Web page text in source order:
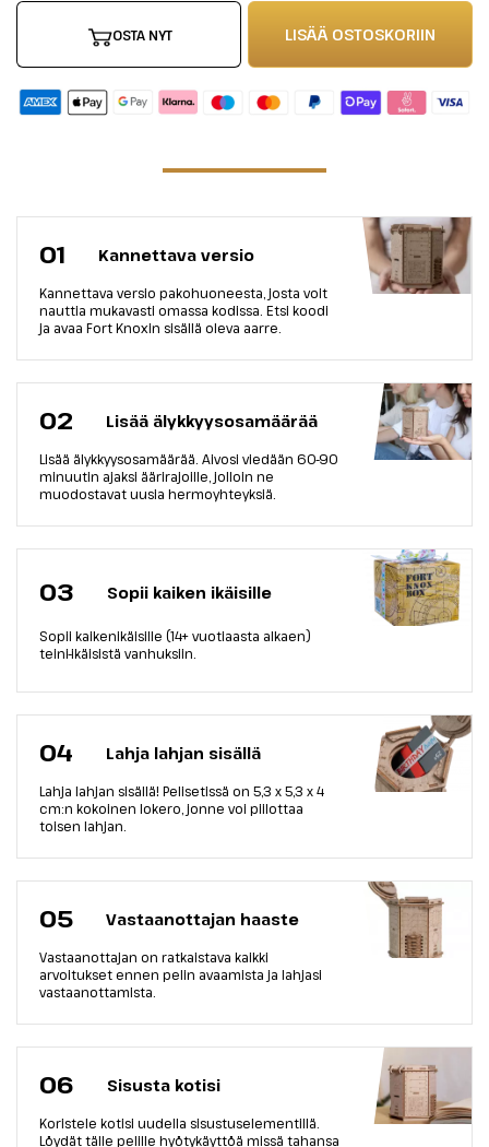
OSTA NYT LISÄÄ OSTOSKORIIN
01 Kannettava versio
Kannettava versio pakohuoneesta, josta voit
nauttia mukavasti omassa kodissa. Etsi koodi
ja avaa Fort Knoxin sisällä oleva aarre.
02 Lisää älykkyysosamäärää
Lisää älykkyysosamäärää. Aivosi viedään 60-90
minuutin ajaksi äärirajoille, jolloin ne
muodostavat uusia hermoyhteyksiä.
03 Sopii kaiken ikäisille
Sopii kaikenikäisille (14+ vuotiaasta alkaen)
teini-ikäisistä vanhuksiin.
04 Lahja lahjan sisällä
Lahja lahjan sisällä! Pelisetissä on 5,3 х 5,3 х 4
cm:n kokoinen lokero, jonne voi piilottaa
toisen lahjan.
05 Vastaanottajan haaste
Vastaanottajan on ratkaistava kaikki
arvoitukset ennen pelin avaamista ja lahjasi
vastaanottamista.
06 Sisusta kotisi
Koristele kotisi uudella sisustuselementillä.
Löydät tälle pelille hyötykäyttöä missä tahansa